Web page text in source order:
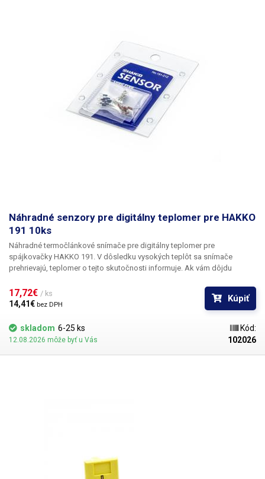
Náhradné senzory pre digitálny teplomer pre HAKKO
191 10ks
Náhradné termočlánkové snímače pre digitálny teplomer pre
spájkovačky HAKKO 191. V dôsledku vysokých teplôt sa snímače
prehrievajú, teplomer o tejto skutočnosti informuje. Ak vám dôjdu
Balenie obsahuje
17,72€ / ks
14,41€ bez DPH
Kúpiť
skladom 6-25 ks
12.08.2026 môže byť u Vás
Kód:
102026